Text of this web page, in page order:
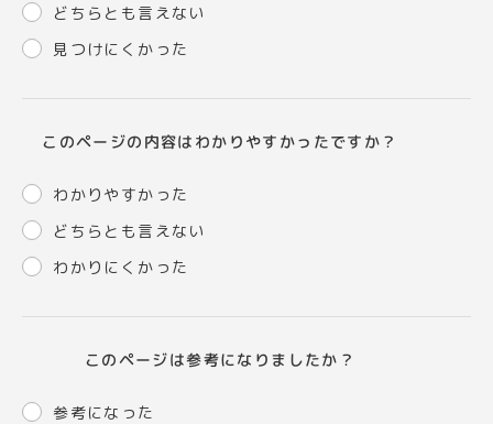
どちらとも言えない
見つけにくかった
このページの内容はわかりやすかったですか？
わかりやすかった
どちらとも言えない
わかりにくかった
このページは参考になりましたか？
参考になった